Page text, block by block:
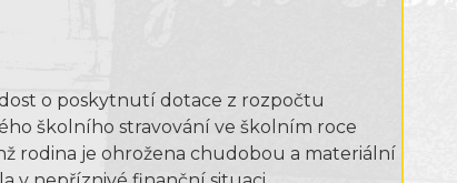
o poskytnutí dotace z rozpočtu
školního stravování ve školním roce
rodina je ohrožena chudobou a materiální